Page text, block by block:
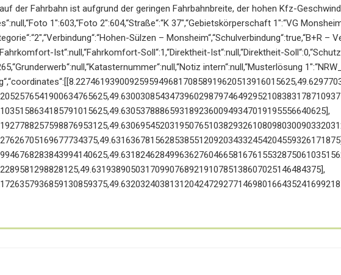
auf der Fahrbahn ist aufgrund der geringen Fahrbahnbreite, der hohen Kfz-
1″:603,“Foto 2″:604,“Straße“:“K 37″,“Gebietskörperschaft 1″:“VG
Sülzen – Monsheim“,“Schulverbindung“:true,“B+R
Ist“:null,“Fahrkomfort-Soll“:1,“Direktheit-Ist“:null,“Direktheit-
intern“:null,“Musterlösung